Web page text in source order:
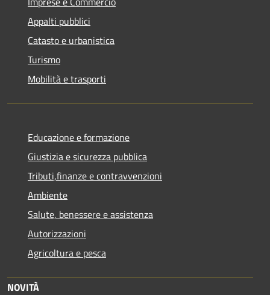
Appalti pubblici
Catasto e urbanistica
Turismo
Mobilità e trasporti
Educazione e formazione
Giustizia e sicurezza pubblica
Tributi,finanze e contravvenzioni
Ambiente
Salute, benessere e assistenza
Autorizzazioni
Agricoltura e pesca
NOVITÀ